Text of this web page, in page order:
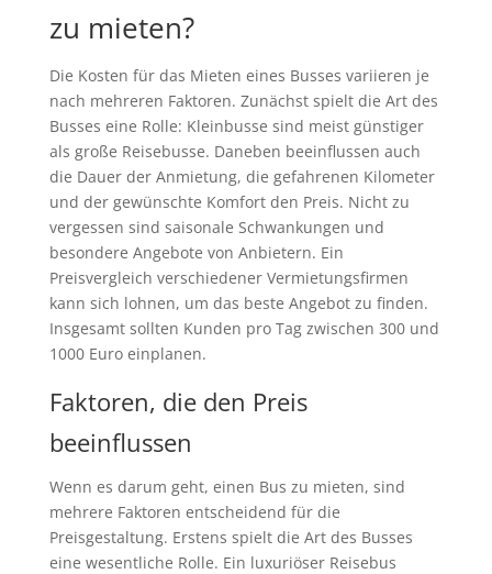
zu mieten?
Die Kosten für das Mieten eines Busses variieren je
nach mehreren Faktoren. Zunächst spielt die Art des
Busses eine Rolle: Kleinbusse sind meist günstiger
als große Reisebusse. Daneben beeinflussen auch
die Dauer der Anmietung, die gefahrenen Kilometer
und der gewünschte Komfort den Preis. Nicht zu
vergessen sind saisonale Schwankungen und
besondere Angebote von Anbietern. Ein
Preisvergleich verschiedener Vermietungsfirmen
kann sich lohnen, um das beste Angebot zu finden.
Insgesamt sollten Kunden pro Tag zwischen 300 und
1000 Euro einplanen.
Faktoren, die den Preis
beeinflussen
Wenn es darum geht, einen Bus zu mieten, sind
mehrere Faktoren entscheidend für die
Preisgestaltung. Erstens spielt die Art des Busses
eine wesentliche Rolle. Ein luxuriöser Reisebus